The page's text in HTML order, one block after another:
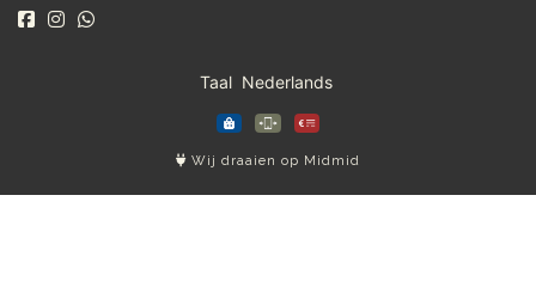
Taal
Wij draaien op Midmid